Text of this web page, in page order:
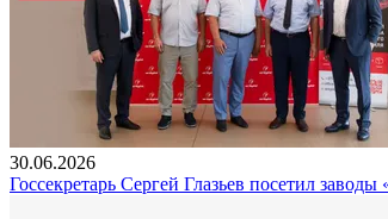
30.06.2026
Госсекретарь Сергей Глазьев посетил